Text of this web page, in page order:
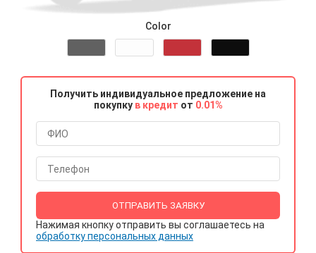
Color
Получить индивидуальное предложение на
покупку в кредит от 0.01%
ОТПРАВИТЬ ЗАЯВКУ
Нажимая кнопку отправить вы соглашаетесь на
обработку персональных данных